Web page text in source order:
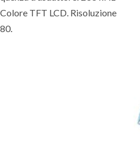
TFT LCD. Risoluzione